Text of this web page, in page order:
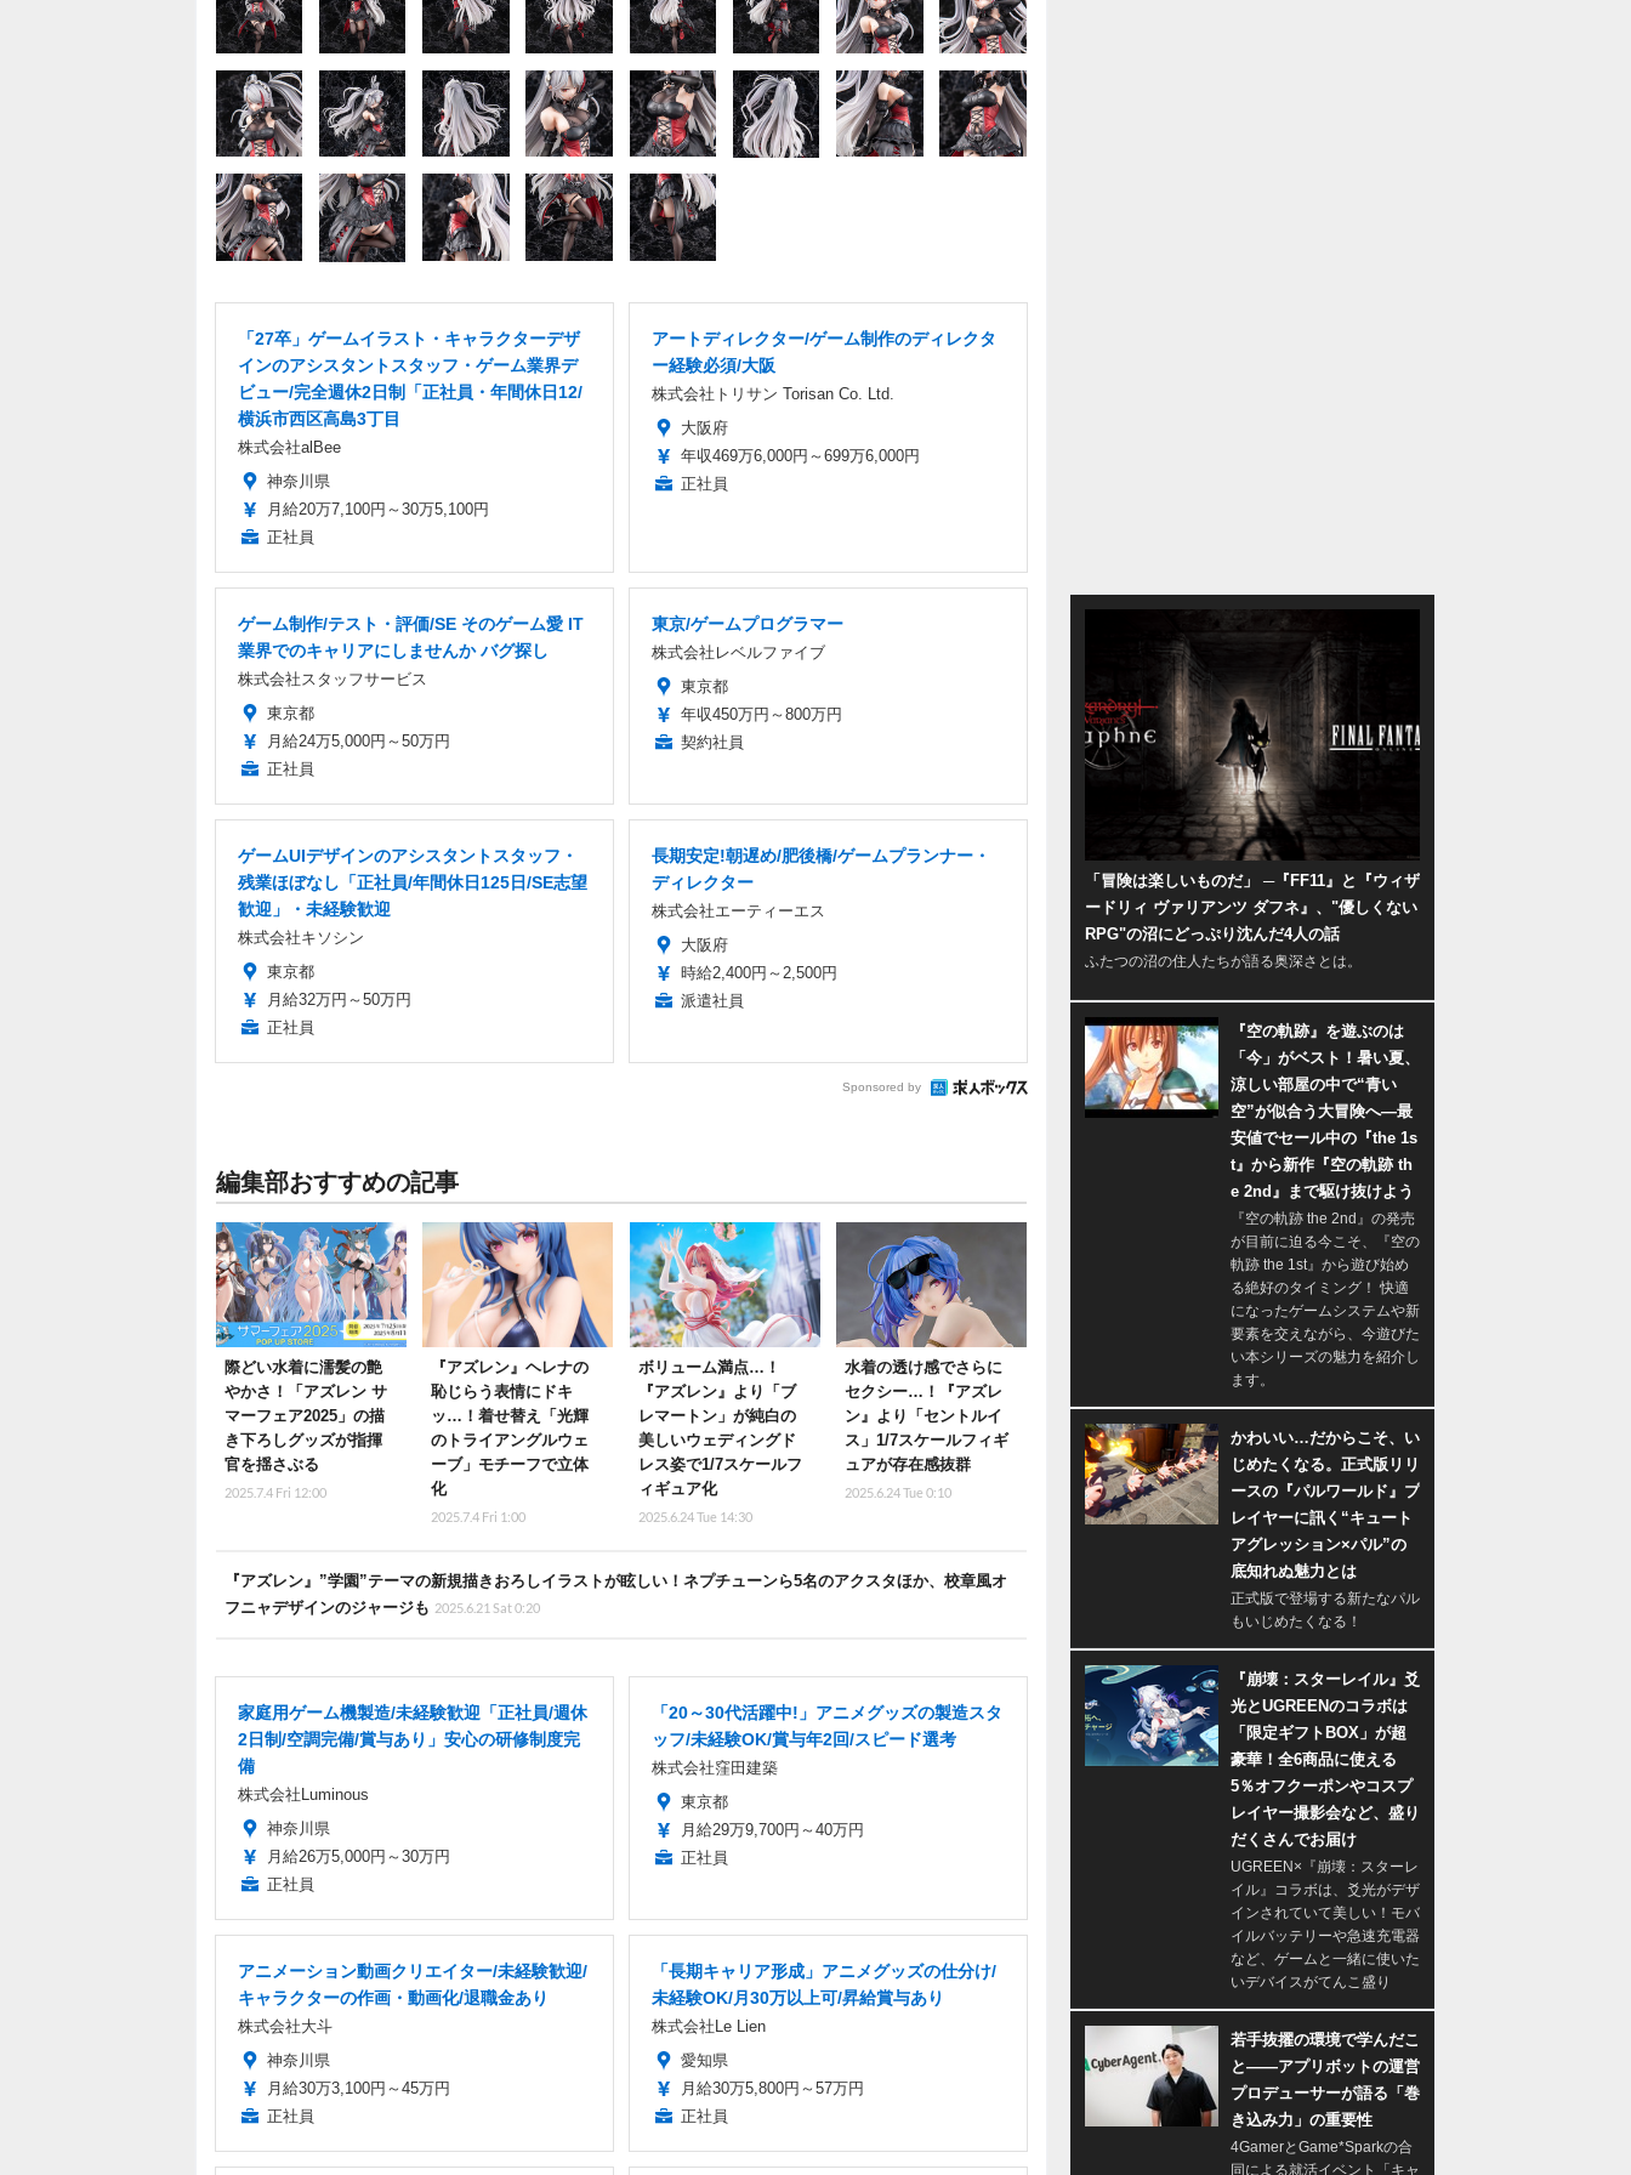
「27卒」ゲームイラスト・キャラクターデザ
インのアシスタントスタッフ・ゲーム業界デ
ビュー/完全週休2日制「正社員・年間休日12/
横浜市西区高島3丁目
株式会社alBee
神奈川県
月給20万7,100円～30万5,100円
正社員
アートディレクター/ゲーム制作のディレクタ
ー経験必須/大阪
株式会社トリサン Torisan Co. Ltd.
大阪府
年収469万6,000円～699万6,000円
正社員
ゲーム制作/テスト・評価/SE そのゲーム愛 IT
業界でのキャリアにしませんか バグ探し
株式会社スタッフサービス
東京都
月給24万5,000円～50万円
正社員
東京/ゲームプログラマー
株式会社レベルファイブ
東京都
年収450万円～800万円
契約社員
ゲームUIデザインのアシスタントスタッフ・
残業ほぼなし「正社員/年間休日125日/SE志望
歓迎」・未経験歓迎
株式会社キソシン
東京都
月給32万円～50万円
正社員
長期安定!朝遅め/肥後橋/ゲームプランナー・
ディレクター
株式会社エーティーエス
大阪府
時給2,400円～2,500円
派遣社員
Sponsored by
編集部おすすめの記事
際どい水着に濡髪の艶
やかさ！「アズレン サ
マーフェア2025」の描
き下ろしグッズが指揮
官を揺さぶる
2025.7.4 Fri 12:00
『アズレン』ヘレナの
恥じらう表情にドキ
ッ…！着せ替え「光輝
のトライアングルウェ
ーブ」モチーフで立体
化
2025.7.4 Fri 1:00
ボリューム満点…！
『アズレン』より「ブ
レマートン」が純白の
美しいウェディングド
レス姿で1/7スケールフ
ィギュア化
2025.6.24 Tue 14:30
水着の透け感でさらに
セクシー…！『アズレ
ン』より「セントルイ
ス」1/7スケールフィギ
ュアが存在感抜群
2025.6.24 Tue 0:10
『アズレン』”学園”テーマの新規描きおろしイラストが眩しい！ネプチューンら5名のアクスタほか、校章風オ
フニャデザインのジャージも 2025.6.21 Sat 0:20
家庭用ゲーム機製造/未経験歓迎「正社員/週休
2日制/空調完備/賞与あり」安心の研修制度完
備
株式会社Luminous
神奈川県
月給26万5,000円～30万円
正社員
「20～30代活躍中!」アニメグッズの製造スタ
ッフ/未経験OK/賞与年2回/スピード選考
株式会社窪田建築
東京都
月給29万9,700円～40万円
正社員
アニメーション動画クリエイター/未経験歓迎/
キャラクターの作画・動画化/退職金あり
株式会社大斗
神奈川県
月給30万3,100円～45万円
正社員
「長期キャリア形成」アニメグッズの仕分け/
未経験OK/月30万以上可/昇給賞与あり
株式会社Le Lien
愛知県
月給30万5,800円～57万円
正社員
「冒険は楽しいものだ」 ─『FF11』と『ウィザ
ードリィ ヴァリアンツ ダフネ』、"優しくない
RPG"の沼にどっぷり沈んだ4人の話
ふたつの沼の住人たちが語る奥深さとは。
『空の軌跡』を遊ぶのは
「今」がベスト！暑い夏、
涼しい部屋の中で“青い
空”が似合う大冒険へ―最
安値でセール中の『the 1s
t』から新作『空の軌跡 th
e 2nd』まで駆け抜けよう
『空の軌跡 the 2nd』の発売
が目前に迫る今こそ、『空の
軌跡 the 1st』から遊び始め
る絶好のタイミング！ 快適
になったゲームシステムや新
要素を交えながら、今遊びた
い本シリーズの魅力を紹介し
ます。
かわいい…だからこそ、い
じめたくなる。正式版リリ
ースの『パルワールド』プ
レイヤーに訊く“キュート
アグレッション×パル”の
底知れぬ魅力とは
正式版で登場する新たなパル
もいじめたくなる！
『崩壊：スターレイル』爻
光とUGREENのコラボは
「限定ギフトBOX」が超
豪華！全6商品に使える
5％オフクーポンやコスプ
レイヤー撮影会など、盛り
だくさんでお届け
UGREEN×『崩壊：スターレ
イル』コラボは、爻光がデザ
インされていて美しい！モバ
イルバッテリーや急速充電器
など、ゲームと一緒に使いた
いデバイスがてんこ盛り
若手抜擢の環境で学んだこ
と――アプリボットの運営
プロデューサーが語る「巻
き込み力」の重要性
4GamerとGame*Sparkの合
同による就活イベント「キャ